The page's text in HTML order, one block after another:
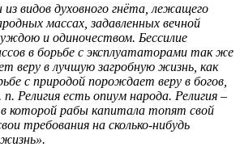
видов духовного гнёта, лежащего
массах, задавленных вечной
и одиночеством. Бессилие
в борьбе с эксплуататорами так же
веру в лучшую загробную жизнь, как
с природой порождает веру в богов,
Религия есть опиум народа. Религия –
в которой рабы капитала топят свой
требования на сколько-нибудь